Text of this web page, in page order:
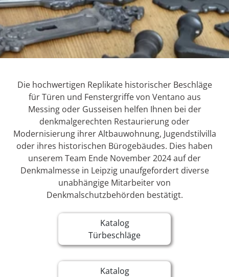
Die hochwertigen Replikate historischer Beschläge
für Türen und Fenstergriffe von Ventano aus
Messing oder Gusseisen helfen Ihnen bei der
denkmalgerechten Restaurierung oder
Modernisierung ihrer Altbauwohnung, Jugendstilvilla
oder ihres historischen Bürogebäudes. Dies haben
unserem Team Ende November 2024 auf der
Denkmalmesse in Leipzig unaufgefordert diverse
unabhängige Mitarbeiter von
Denkmalschutzbehörden bestätigt.
Katalog
Türbeschläge
Katalog